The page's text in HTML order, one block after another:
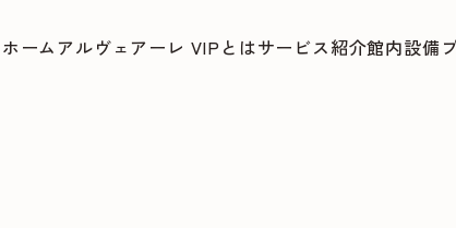
ホームアルヴェアーレ VIPとはサービス紹介館内設備